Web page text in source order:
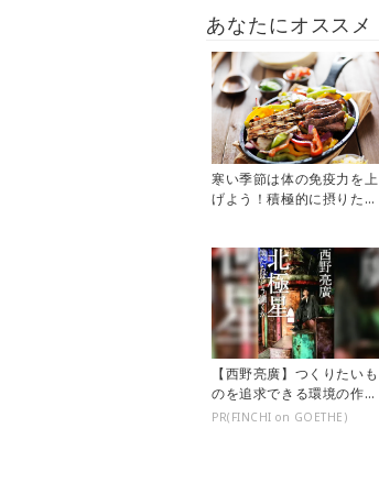
あなたにオススメ
寒い季節は体の免疫力を上
げよう！積極的に摂りたい
【西野亮廣】つくりたいも
のを追求できる環境の作り
方とは
PR(FINCHI on GOETHE)